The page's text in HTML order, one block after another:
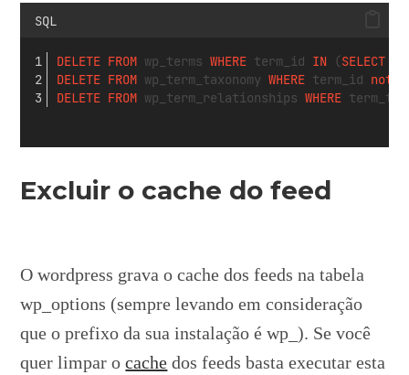
SQL
DELETE FROM wp_terms WHERE term_id IN (SELECT
DELETE FROM wp_term_taxonomy WHERE term_id not
DELETE FROM wp_term_relationships WHERE
Excluir o cache do feed
O wordpress grava o cache dos feeds na tabela
wp_options (sempre levando em consideração
que o prefixo da sua instalação é wp_). Se você
quer limpar ocache dos feeds basta executar esta